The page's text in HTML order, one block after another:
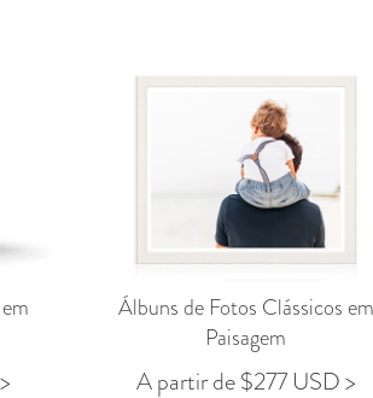
Álbuns de Fotos Clássicos em
Paisagem
A partir de $277 USD >